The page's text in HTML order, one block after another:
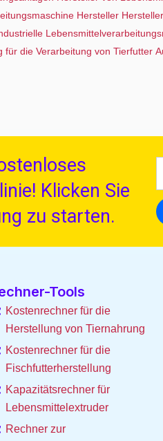
Hersteller
für die Verarbeitung von Tierfutter
Klicken Sie
zu starten.
Tools
Kostenrechner für die
Herstellung von Tiernahrung
Kostenrechner für die
Fischfutterherstellung
Kapazitätsrechner für
Lebensmittelextruder
Rechner zur